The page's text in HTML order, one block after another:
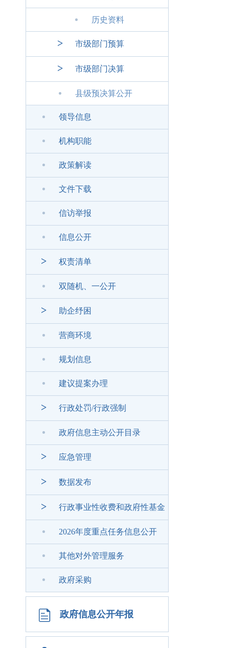
历史资料
> 市级部门预算
> 市级部门决算
县级预决算公开
领导信息
机构职能
政策解读
文件下载
信访举报
信息公开
> 权责清单
双随机、一公开
> 助企纾困
营商环境
规划信息
建议提案办理
> 行政处罚/行政强制
政府信息主动公开目录
> 应急管理
> 数据发布
> 行政事业性收费和政府性基金
2026年度重点任务信息公开
其他对外管理服务
政府采购
政府信息公开年报